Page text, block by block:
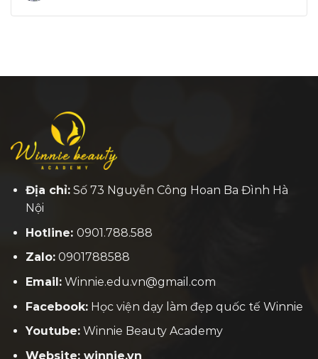
Địa chỉ:Số 73 Nguyễn Công Hoan Ba Đình Hà
Nội
Hotline: 0901.788.588
Zalo:0901788588
Email:Winnie.edu.vn@gmail.com
Facebook:Học viện dạy làm đẹp quốc tế Winnie
Youtube:Winnie Beauty Academy
Website: winnie.vn